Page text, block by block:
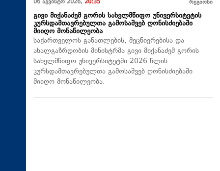
06 აგვისტო 2026, 20:35 რეგიონი
გივი მიქანაძემ გორის სახელმწიფო უნივერსიტეტის
კურსდამთავრებულთა გამოსაშვებ ღონისძიებაში
მიიღო მონაწილეობა
საქართველოს განათლების, მეცნიერებისა და
ახალგაზრდობის მინისტრმა გივი მიქანაძემ გორის
სახელმწიფო უნივერსიტეტში 2026 წლის
კურსდამთავრებულთა გამოსაშვებ ღონისძიებაში
მიიღო მონაწილეობა.